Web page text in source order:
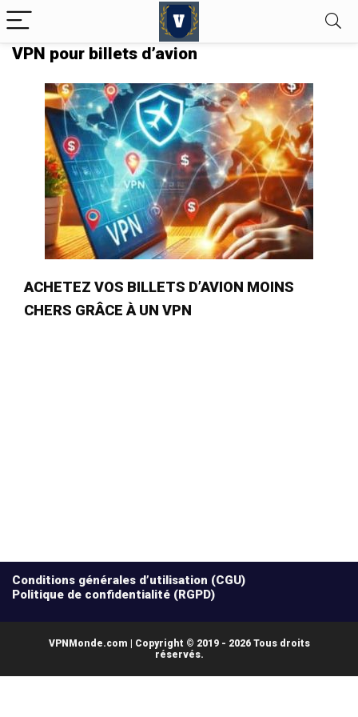
VPN pour billets d’avion
ACHETEZ VOS BILLETS D’AVION MOINS
CHERS GRÂCE À UN VPN
Conditions générales d’utilisation (CGU)
Politique de confidentialité (RGPD)
VPNMonde.com | Copyright © 2019 - 2026 Tous droits
réservés.